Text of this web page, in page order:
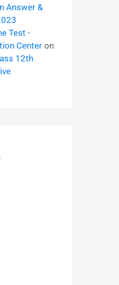
Answer &
Test -
Centeron
12th